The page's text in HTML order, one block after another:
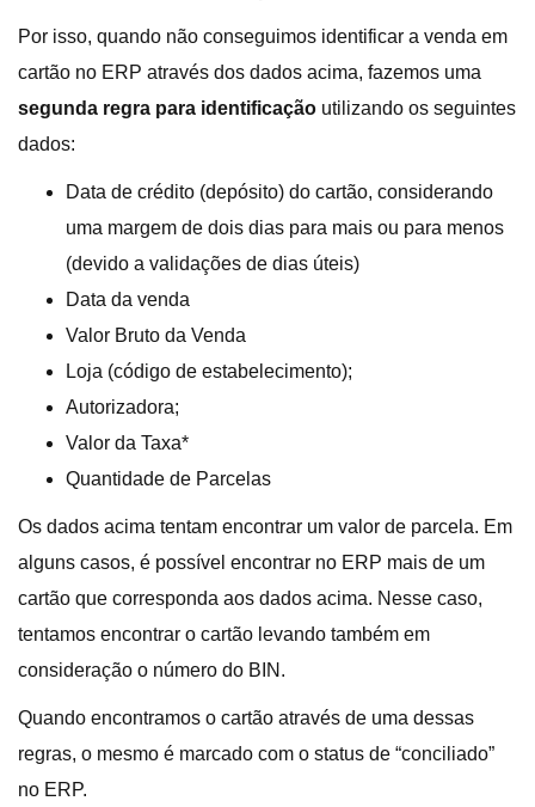
Por isso, quando não conseguimos identificar a venda em
cartão no ERP através dos dados acima, fazemos uma
segunda regra para identificação utilizando os seguintes
dados:
Data de crédito (depósito) do cartão, considerando
uma margem de dois dias para mais ou para menos
(devido a validações de dias úteis)
Data da venda
Valor Bruto da Venda
Loja (código de estabelecimento);
Autorizadora;
Valor da Taxa*
Quantidade de Parcelas
Os dados acima tentam encontrar um valor de parcela. Em
alguns casos, é possível encontrar no ERP mais de um
cartão que corresponda aos dados acima. Nesse caso,
tentamos encontrar o cartão levando também em
consideração o número do BIN.
Quando encontramos o cartão através de uma dessas
regras, o mesmo é marcado com o status de “conciliado”
no ERP.